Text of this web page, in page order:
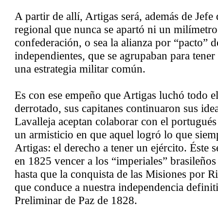
A partir de allí, Artigas será, además de
regional que nunca se apartó ni un
confederación, o sea la alianza por “pacto”
independientes, que se agrupaban para
una estrategia militar común.
Es con ese empeño que Artigas luchó todo
derrotado, sus capitanes continuaron sus
Lavalleja aceptan colaborar con el
un armisticio en que aquel logró lo que
Artigas: el derecho a tener un ejército. Éste
en 1825 vencer a los “imperiales”
hasta que la conquista de las Misiones por
que conduce a nuestra independencia
Preliminar de Paz de 1828.